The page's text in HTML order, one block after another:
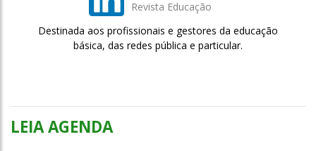
Revista Educação
Destinada aos profissionais e gestores da educação
básica, das redes pública e particular.
LEIA AGENDA